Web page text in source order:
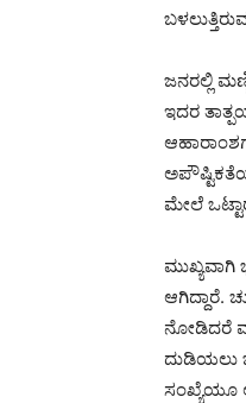
ಜನರಲ್ಲಿ
ಇದರ
ಮೇಲೆ
ಮುಖ್ಯವಾಗಿ
ಆಗಿದ್ದಾರೆ.
ನೋಡಿದರೆ
ದುಡಿಯಲು
ಸಂಖ್ಯೆಯೂ